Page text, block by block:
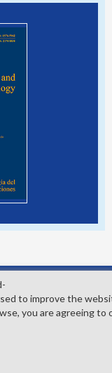
Policy
to improve the
you are agreeing to